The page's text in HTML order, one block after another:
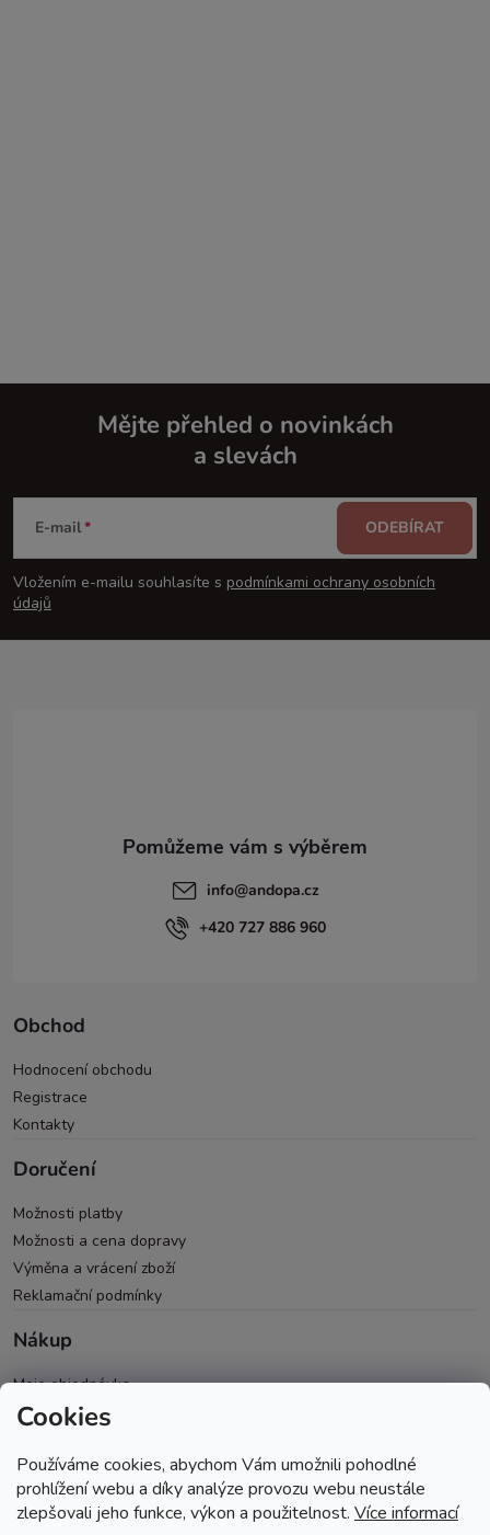
Cookies
Používáme cookies, abychom Vám umožnili pohodlné
prohlížení webu a díky analýze provozu webu neustále
zlepšovali jeho funkce, výkon a použitelnost. Více informací
p
a
Mějte přehled o novinkách
a slevách
E-mail
Vložením e-mailu souhlasíte s podmínkami ochrany osobních
údajů
ODEBÍRAT
info@andopa.cz
+420 727 886 960
Obchod
Hodnocení obchodu
Registrace
Kontakty
Doručení
Možnosti platby
Možnosti a cena dopravy
Výměna a vrácení zboží
Reklamační podmínky
Nákup
Moje objednávka
Všeobecné obchodní podmínky
Spolupráce PRO & B2B